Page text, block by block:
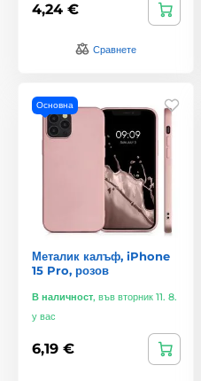
4,24 €
Сравнете
Основна
Металик калъф, iPhone
15 Pro, розов
В наличност, във вторник 11. 8.
у вас
6,19 €